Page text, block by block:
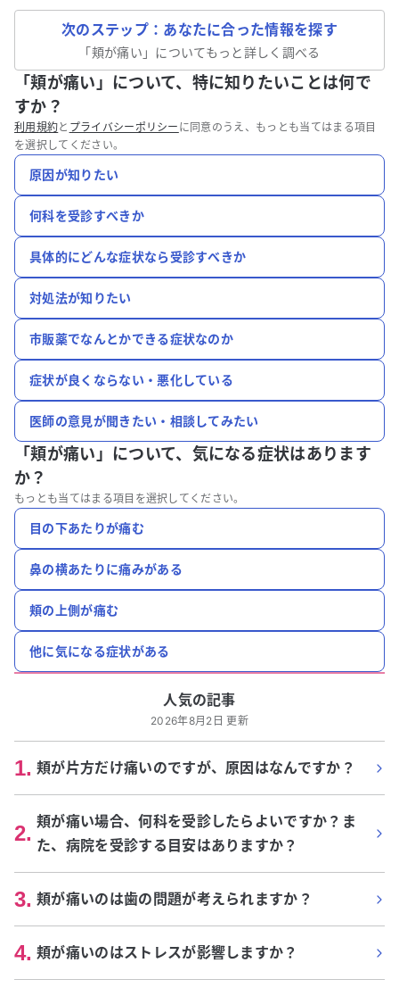
次のステップ：あなたに合った情報を探す
「頬が痛い 」についてもっと詳しく調べる
「頬が痛い」について、特に知りたいことは何で
すか？
利用規約と プライバシーポリシー に同意のうえ、もっとも当てはまる項目
を選択してください。
原因が知りたい
何科を受診すべきか
具体的にどんな症状なら受診すべきか
対処法が知りたい
市販薬でなんとかできる症状なのか
症状が良くならない・悪化している
医師の意見が聞きたい・相談してみたい
「頬が痛い」について、 気になる症状はあります
か？
もっとも当てはまる項目を選択してください。
目の下あたりが痛む
鼻の横あたりに痛みがある
頬の上側が痛む
他に気になる症状がある
人気の記事
2026年8月2日 更新
1. 頬が片方だけ痛いのですが、原因はなんですか？
2. 頬が痛い場合、何科を受診したらよいですか？ま
た、病院を受診する目安はありますか？
3. 頬が痛いのは歯の問題が考えられますか？
4. 頬が痛いのはストレスが影響しますか？